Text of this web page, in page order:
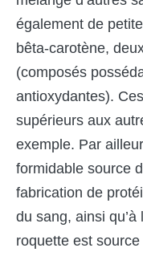
également de
bêta-carotène,
(composés
antioxydantes).
supérieurs aux
exemple. Par
formidable source
fabrication de
du sang, ainsi
roquette est